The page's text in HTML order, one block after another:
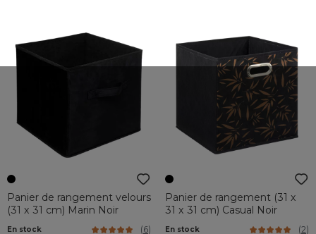
Panier de rangement velours
(31 x 31 cm) Marin Noir
En stock (6)
Panier de rangement (31 x
31 x 31 cm) Casual Noir
En stock (2)